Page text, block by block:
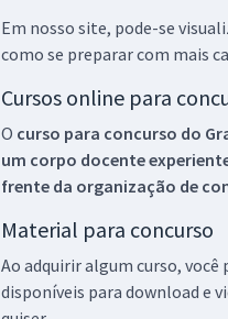
Em nosso site, pode-se
como se preparar com mais
Cursos online para
O curso para concurso do
um corpo docente
frente da organização de
Material para concurso
Ao adquirir algum curso,
disponíveis para download e